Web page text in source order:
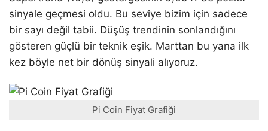
sinyale geçmesi oldu. Bu seviye bizim için sadece
bir sayı değil tabii. Düşüş trendinin sonlandığını
gösteren güçlü bir teknik eşik. Marttan bu yana ilk
kez böyle net bir dönüş sinyali alıyoruz.
Pi Coin Fiyat Grafiği